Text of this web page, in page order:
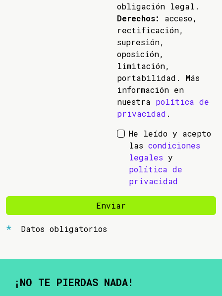
obligación legal.
Derechos:
acceso,
rectificación,
supresión,
oposición,
limitación,
portabilidad. Más
información en
nuestra política de
privacidad .
He leído y acepto
las condiciones
legales y
política de
privacidad
Enviar
Datos obligatorios
¡NO TE PIERDAS NADA!